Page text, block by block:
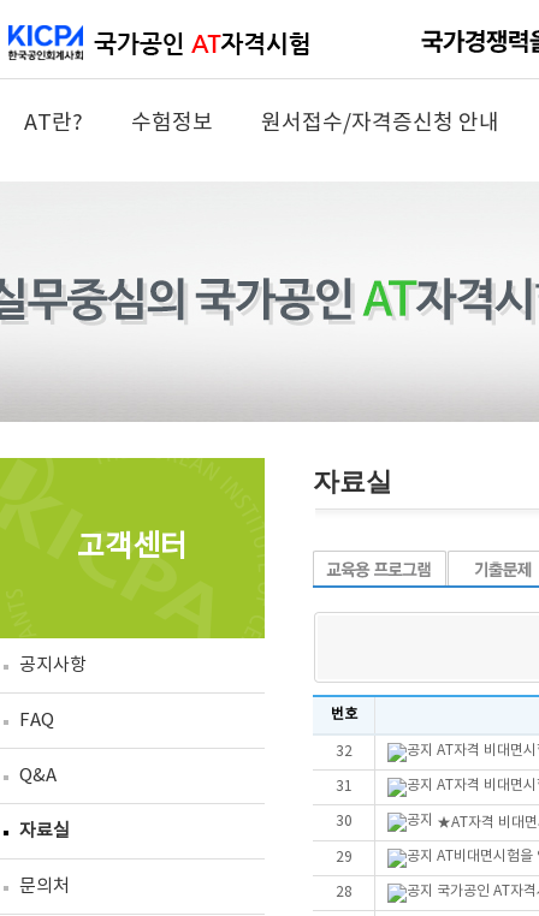
AT란? 수험정보 원서접수/자격증신청 안내
고객센터
공지사항
FAQ
Q&A
자료실
문의처
자료실
번호
32 AT자격 비대면
31 AT자격 비대면
30 ★AT자격 비대
29 AT비대면시험을
28 국가공인 AT자